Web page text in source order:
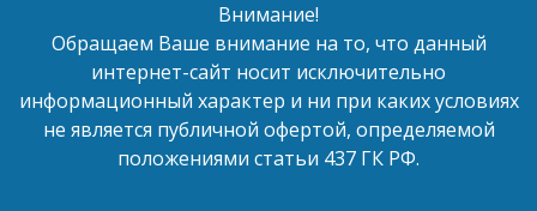
Внимание!
Обращаем Ваше внимание на то, что данный
интернет-сайт носит исключительно
информационный характер и ни при каких условиях
не является публичной офертой, определяемой
положениями статьи 437 ГК РФ.